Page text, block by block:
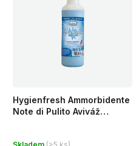
Hygienfresh Ammorbidente
Note di Pulito Aviváž
koncentrovaná 1 l 33 praní